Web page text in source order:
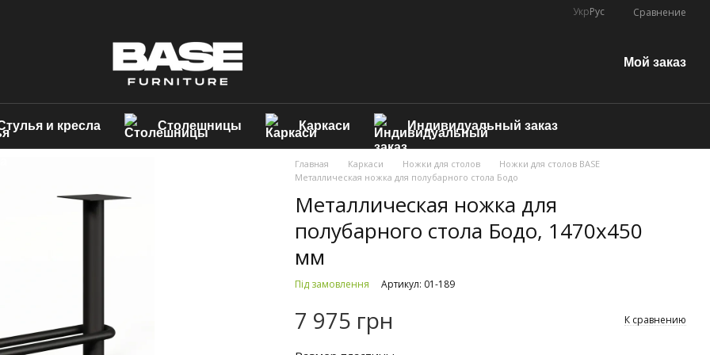
УкрРус Сравнение
Мой заказ
и кресла Столешницы Каркаси Индивидуальный заказ
Главная Каркаси Ножки для столов
Ножки для столов BASE
Металлическая ножка для полубарного стола Бодо
Металлическая ножка для
полубарного стола Бодо, 1470х450
мм
Під замовлення Артикул: 01-189
7 975 грн К сравнению